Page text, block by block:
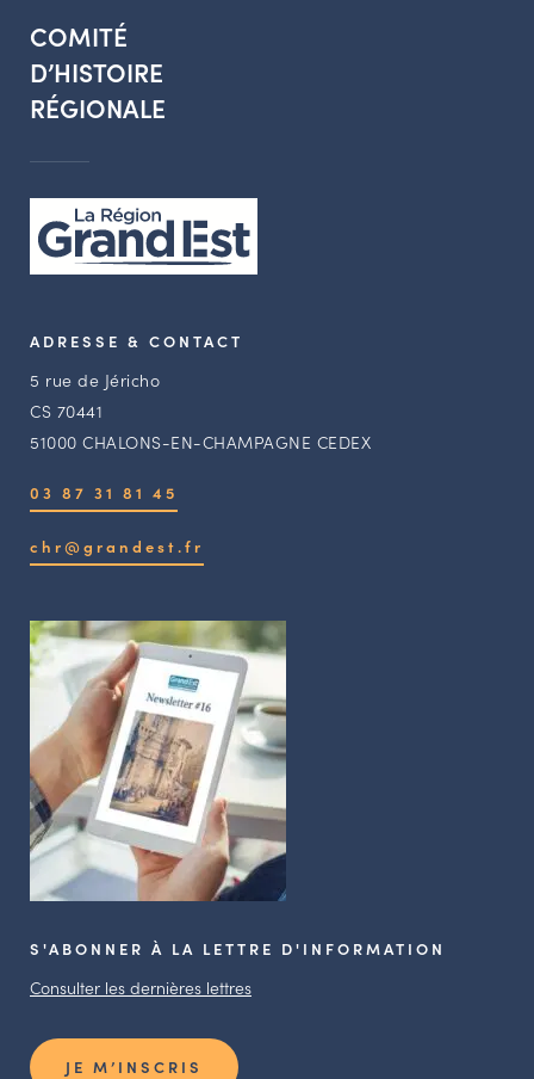
COMITÉ
D’HISTOIRE
RÉGIONALE
ADRESSE & CONTACT
5 rue de Jéricho
CS 70441
51000 CHALONS-EN-CHAMPAGNE CEDEX
03 87 31 81 45
chr@grandest.fr
S'ABONNER À LA LETTRE D'INFORMATION
Consulter les dernières lettres
JE M’INSCRIS